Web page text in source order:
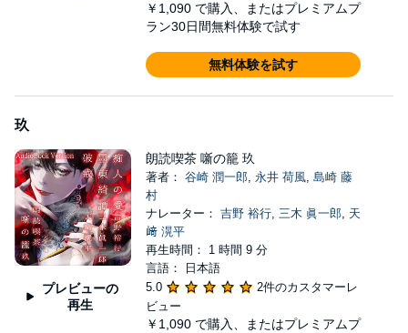
￥1,090 で購入、またはプレミアムプ
ラン30日間無料体験で試す
無料体験を試す
玖
プレビューの
再生
朗読喫茶 噺の籠 玖
著者： 谷崎 潤一郎, 永井 荷風, 島崎 藤
村
ナレーター： 吉野 裕行, 三木 眞一郎, 天
﨑 滉平
再生時間： 1 時間 9 分
言語： 日本語
5.0
2件のカスタマーレ
ビュー
￥1,090 で購入、またはプレミアムプ